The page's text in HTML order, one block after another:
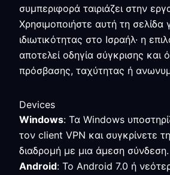
συμπεριφορά ταιριάζει στην
Χρησιμοποιήστε αυτή τη σελίδα
ιδιωτικότητας στο Ισραήλ· η
αποτελεί οδηγία σύγκρισης και
πρόσβασης, ταχύτητας ή
Devices
Windows: Τα Windows
τον client VPN και συγκρίνετε
διαδρομή με μια άμεση σύνδεση.
Android: Το Android 7.0 ή